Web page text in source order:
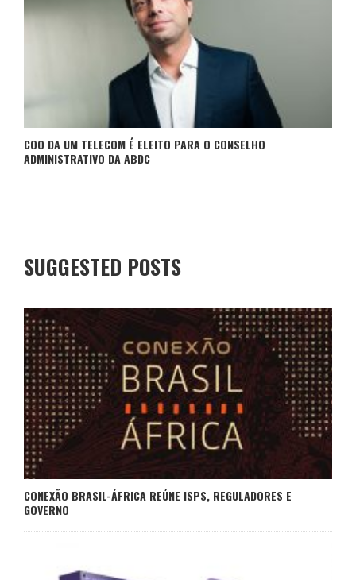
COO DA UM TELECOM É ELEITO PARA O CONSELHO
ADMINISTRATIVO DA ABDC
SUGGESTED POSTS
CONEXÃO BRASIL-ÁFRICA REÚNE ISPS, REGULADORES E
GOVERNO